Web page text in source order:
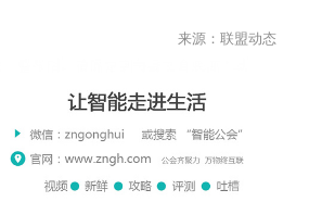
来源：联盟动态